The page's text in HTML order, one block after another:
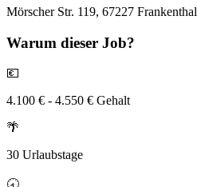
Mörscher Str. 119, 67227 Frankenthal
Warum dieser Job?
💶
4.100 € - 4.550 € Gehalt
🌴
30 Urlaubstage